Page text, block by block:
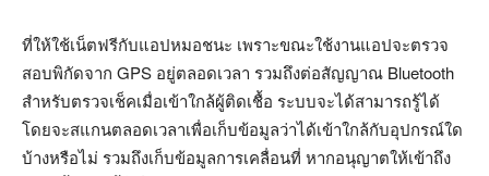
ที่ให้ใช้เน็ตฟรีกับแอปหมอชนะ เพราะขณะใช้งานแอปจะตรวจ
สอบพิกัดจาก GPS อยู่ตลอดเวลา รวมถึงต่อสัญญาณ Bluetooth
สำหรับตรวจเช็คเมื่อเข้าใกล้ผู้ติดเชื้อ ระบบจะได้สามารถรู้ได้
โดยจะสแกนตลอดเวลาเพื่อเก็บข้อมูลว่าได้เข้าใกล้กับอุปกรณ์ใด
บ้างหรือไม่ รวมถึงเก็บข้อมูลการเคลื่อนที่ หากอนุญาตให้เข้าถึง